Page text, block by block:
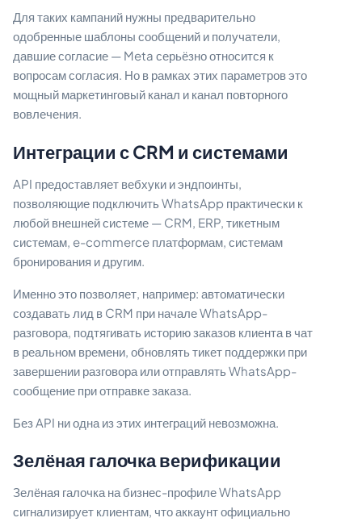
Для таких кампаний нужны предварительно
одобренные шаблоны сообщений и получатели,
давшие согласие — Meta серьёзно относится к
вопросам согласия. Но в рамках этих параметров это
мощный маркетинговый канал и канал повторного
вовлечения.
Интеграции с CRM и системами
API предоставляет вебхуки и эндпоинты,
позволяющие подключить WhatsApp практически к
любой внешней системе — CRM, ERP, тикетным
системам, e-commerce платформам, системам
бронирования и другим.
Именно это позволяет, например: автоматически
создавать лид в CRM при начале WhatsApp-
разговора, подтягивать историю заказов клиента в чат
в реальном времени, обновлять тикет поддержки при
завершении разговора или отправлять WhatsApp-
сообщение при отправке заказа.
Без API ни одна из этих интеграций невозможна.
Зелёная галочка верификации
Зелёная галочка на бизнес-профиле WhatsApp
сигнализирует клиентам, что аккаунт официально